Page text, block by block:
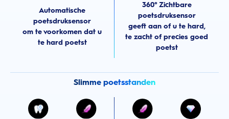
Automatische
poetsdruksensor
om te voorkomen dat u
te hard poetst
360° Zichtbare
poetsdruksensor
geeft aan of u te hard,
te zacht of precies goed
poetst
Slimme poetsstanden